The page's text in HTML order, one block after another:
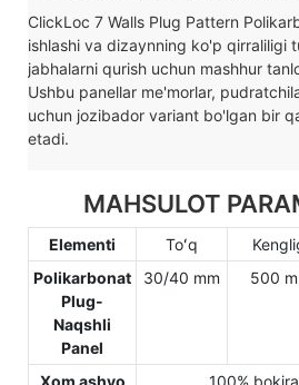
ClickLoc 7 Walls Plug Pattern
ishlashi va dizaynning ko'p qirraliligi
jabhalarni qurish uchun mashhur
Ushbu panellar me'morlar,
uchun jozibador variant bo'lgan bir
etadi.
MAHSULOT
Elementi Toʻq
Polikarbonat
Plug-
Naqshli
Panel
30/40 mm 500
Xom ashyo 100%